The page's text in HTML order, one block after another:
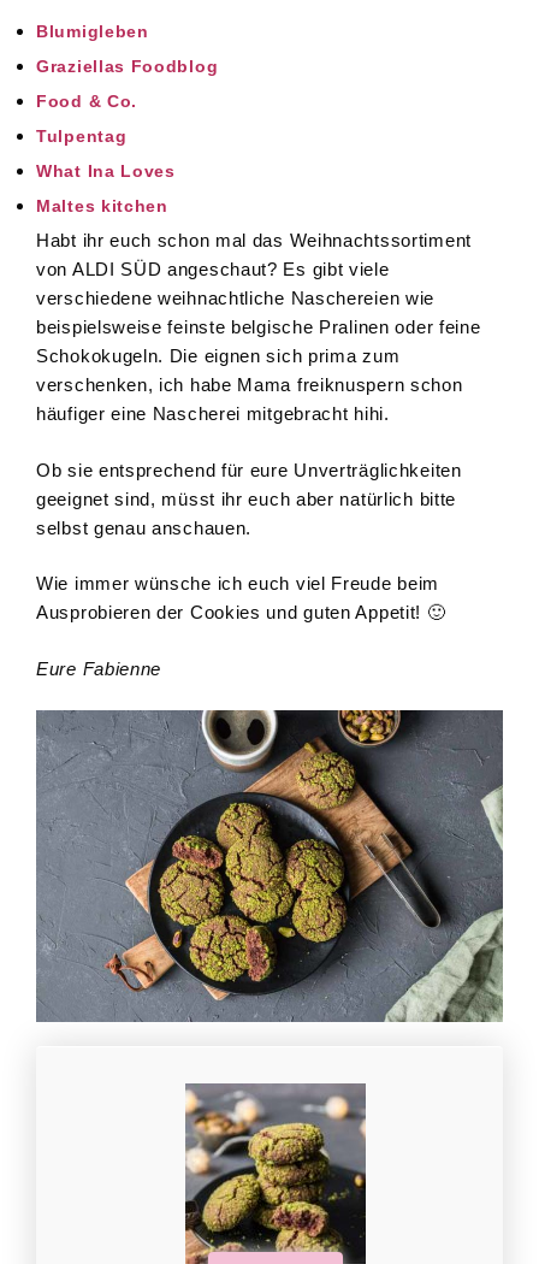
Blumigleben
Graziellas Foodblog
Food & Co.
Tulpentag
What Ina Loves
Maltes kitchen
Habt ihr euch schon mal das Weihnachtssortiment
von ALDI SÜD angeschaut? Es gibt viele
verschiedene weihnachtliche Naschereien wie
beispielsweise feinste belgische Pralinen oder feine
Schokokugeln. Die eignen sich prima zum
verschenken, ich habe Mama freiknuspern schon
häufiger eine Nascherei mitgebracht hihi.
Ob sie entsprechend für eure Unverträglichkeiten
geeignet sind, müsst ihr euch aber natürlich bitte
selbst genau anschauen.
Wie immer wünsche ich euch viel Freude beim
Ausprobieren der Cookies und guten Appetit! 🙂
Eure Fabienne